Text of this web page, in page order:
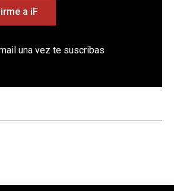
a iF
una vez te suscribas